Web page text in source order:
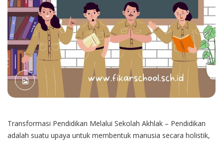
Transformasi Pendidikan Melalui Sekolah Akhlak – Pendidikan
adalah suatu upaya untuk membentuk manusia secara holistik,